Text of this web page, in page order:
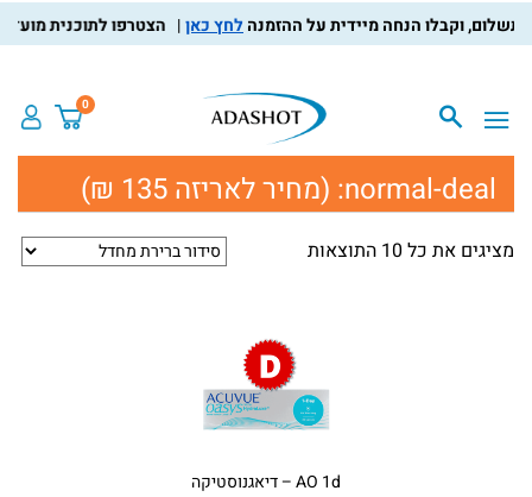
לחץ כאן הצטרפו לתוכנית מועדון
0
normal-deal: (מחיר לאריזה 135 ₪)
מציגים את כל ⁦10⁩ התוצאות
AO 1d – דיאגנוסטיקה